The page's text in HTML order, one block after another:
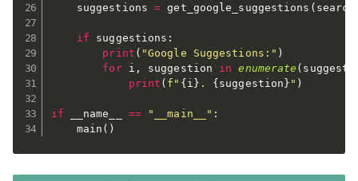
    suggestions
= get_google_suggestions (
if suggestions :
print ( "Google Suggestions:" )
for i , suggestion in enumerate (
print ( f" {i } . {suggestion} " )
if __name__ == "__main__" :
    main
( )